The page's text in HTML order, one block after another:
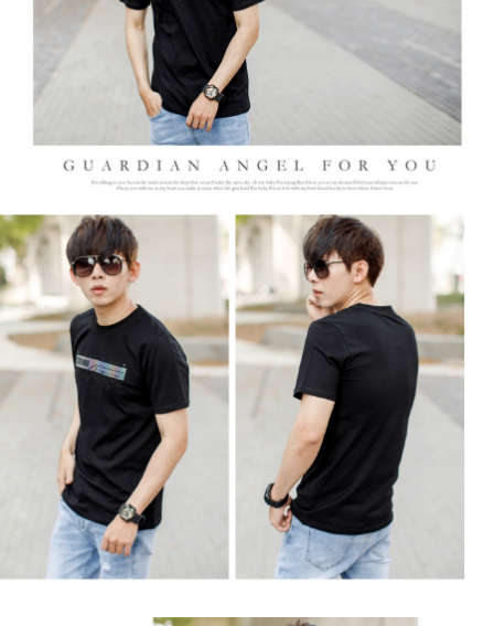
後付繳納相關費用。
※ 交易是否成功請以「AFTEE先享後付 」之結帳頁面顯示為準，若有關於
是否繳費成功／繳費後需取消欲退款等相關疑問，請聯繫「AFTEE先享後付
https://netprotections.freshdesk.com/support/home
１．透過由恩沛科技股份有限公司提供之「AFTEE先享後付」服務完成之交
易，需依本服務之必要範圍內提供個人資料，並將交易相關給付款項請求債
權轉讓予恩沛科技股份有限公司。
２．關於個人資料處理事宜，請瀏覽以下網址：
３．未成年的使用者請事先徵得法定代理人或監護人之同意方可使用
「AFTEE先享後付」，若未經同意申辦者引起之損失，本公司不負相關責
任。
４．使用「AFTEE先享後付」時，將依據個別帳號之用戶狀況，依本公司即
時審查核予不同之上限額度；若仍有額度不足之情形，本公司將視審查結果
請求用戶進行身份認證。
５．嚴禁一人註冊多個帳號或使用他人資訊註冊。若發現惡意使用之情形，
恩沛科技股份有限公司將有權停止該用戶之使用額度並採取法律行動。
先付款後7-11取貨
每筆NT$80，滿NT$1,800(含以上)免運費
宅配
每筆NT$120，滿NT$3,000(含以上)免運費
海外宅配 (TWD) 查看運費